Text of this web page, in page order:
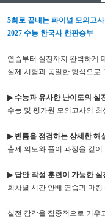
5회로 끝내는 파이널 모의고사
2027 수능 한국사 한판승부
연습부터 실전까지 완벽하게
실제 시험과 동일한 형식으로
▶ 수능과 유사한 난이도의 실
수능 및 평가원 모의고사의
▶ 빈틈을 점검하는 상세한 해
출제 의도와 풀이 과정을 깊
▶ 답안 작성 훈련이 가능한 실
회차별 시간 안배 연습과 마
실전 감각을 집중적으로 키우